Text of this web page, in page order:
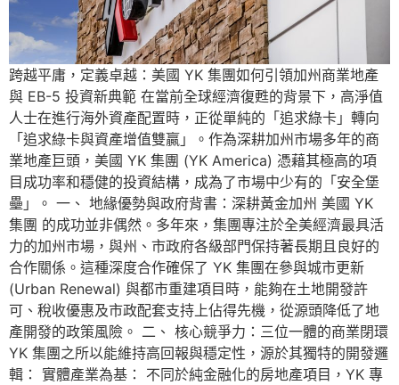
跨越平庸，定義卓越：美國 YK 集團如何引領加州商業地產
與 EB-5 投資新典範 在當前全球經濟復甦的背景下，高淨值
人士在進行海外資產配置時，正從單純的「追求綠卡」轉向
「追求綠卡與資產增值雙贏」。作為深耕加州市場多年的商
業地產巨頭，美國 YK 集團 (YK America) 憑藉其極高的項
目成功率和穩健的投資結構，成為了市場中少有的「安全堡
壘」。 一、 地緣優勢與政府背書：深耕黃金加州 美國 YK
集團 的成功並非偶然。多年來，集團專注於全美經濟最具活
力的加州市場，與州、市政府各級部門保持著長期且良好的
合作關係。這種深度合作確保了 YK 集團在參與城市更新
(Urban Renewal) 與都市重建項目時，能夠在土地開發許
可、稅收優惠及市政配套支持上佔得先機，從源頭降低了地
產開發的政策風險。 二、 核心競爭力：三位一體的商業閉環
YK 集團之所以能維持高回報與穩定性，源於其獨特的開發邏
輯： 實體產業為基： 不同於純金融化的房地產項目，YK 專